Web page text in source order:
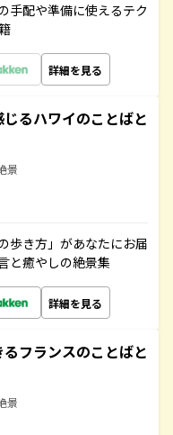
手配や準備に使えるテク
詳細を見る
るハワイのことばと
景
歩き方」があなたにお届
と癒やしの絶景集
詳細を見る
フランスのことばと
景